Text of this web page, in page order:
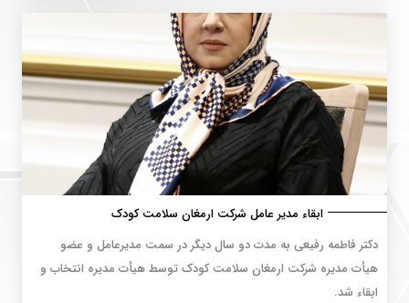
ابقاء مدیر عامل شرکت ارمغان سلامت کودک
دکتر فاطمه رفیعی به مدت دو سال دیگر در سمت مدیرعامل و عضو
هیأت مدیره شرکت ارمغان سلامت کودک توسط هیأت مدیره انتخاب و
ابقاء شد.